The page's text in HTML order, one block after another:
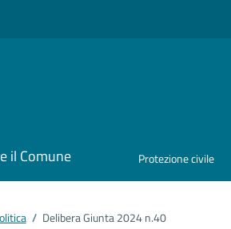
il Comune Protezione civile
/ Delibera Giunta 2024 n.40